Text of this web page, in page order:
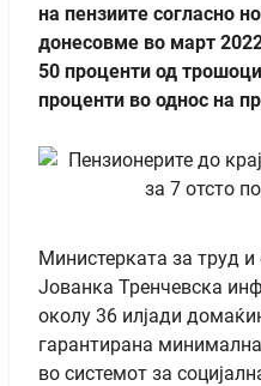
на пензиите согласно
донесовме во март
50 проценти од
проценти во однос на
Министерката за труд и
Јованка Тренчевска
околу 36 илјади
гарантирана
во системот за